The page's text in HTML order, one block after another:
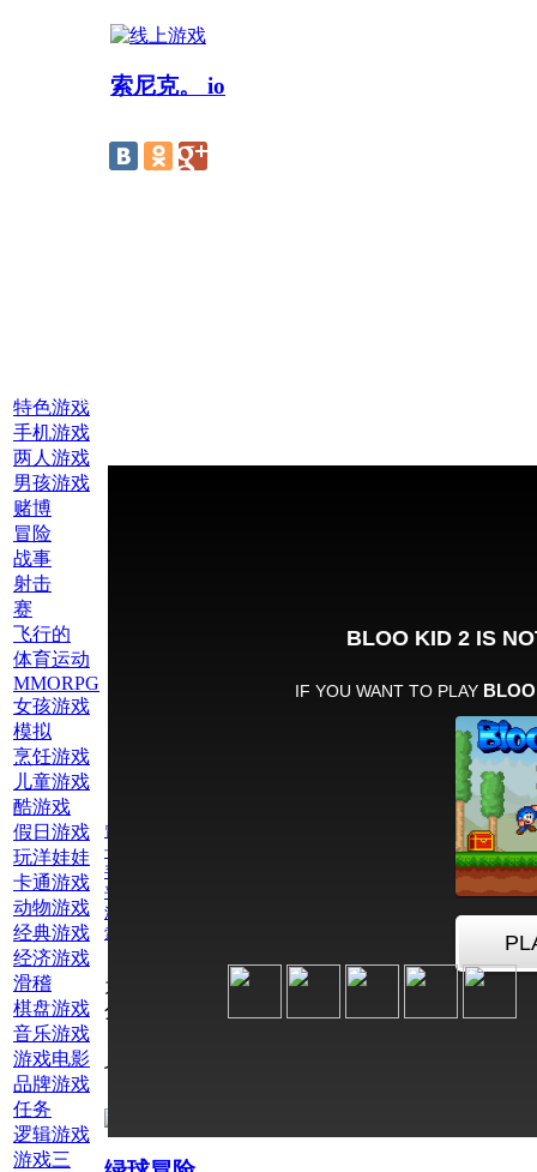
线上游戏:
特色游戏
手机游戏
两人游戏
男孩游戏
赌博
冒险
战事
射击
赛
飞行的
体育运动
MMORPG
女孩游戏
模拟
烹饪游戏
儿童游戏
酷游戏
假日游戏
玩洋娃娃
卡通游戏
动物游戏
经典游戏
经济游戏
滑稽
棋盘游戏
音乐游戏
游戏电影
品牌游戏
任务
逻辑游戏
游戏三
索尼克。 io
冒险
卡通游戏
手机游戏
平台游戏
活跃游戏
索尼克
为此游戏评
分：
也玩网络游戏平台游戏